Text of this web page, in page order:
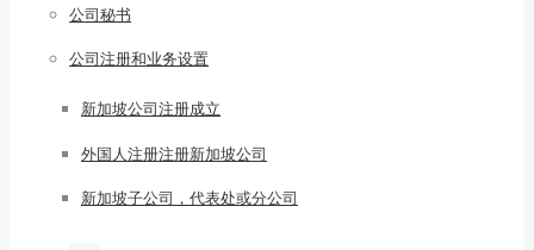
公司秘书
公司注册和业务设置
新加坡公司注册成立
外国人注册注册新加坡公司
新加坡子公司，代表处或分公司